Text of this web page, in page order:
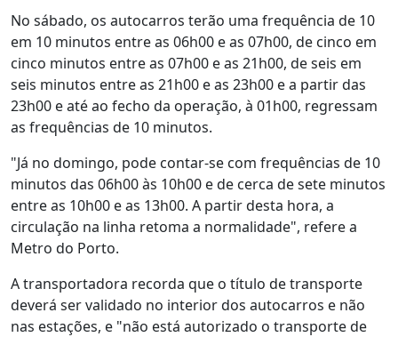
No sábado, os autocarros terão uma frequência de 10
em 10 minutos entre as 06h00 e as 07h00, de cinco em
cinco minutos entre as 07h00 e as 21h00, de seis em
seis minutos entre as 21h00 e as 23h00 e a partir das
23h00 e até ao fecho da operação, à 01h00, regressam
as frequências de 10 minutos.
"Já no domingo, pode contar-se com frequências de 10
minutos das 06h00 às 10h00 e de cerca de sete minutos
entre as 10h00 e as 13h00. A partir desta hora, a
circulação na linha retoma a normalidade", refere a
Metro do Porto.
A transportadora recorda que o título de transporte
deverá ser validado no interior dos autocarros e não
nas estações, e "não está autorizado o transporte de